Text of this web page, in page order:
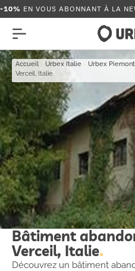
-10% EN VOUS ABONNANT À LA
Accueil - Urbex Italie - Urbex
Verceil, Italie
Bâtiment
Verceil, Italie
Découvrez un bâtiment